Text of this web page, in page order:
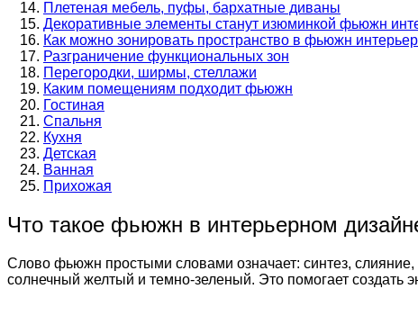
Плетеная мебель, пуфы, бархатные диваны
Декоративные элементы станут изюминкой фьюжн
Как можно зонировать пространство в фьюжн
Разграничение функциональных зон
Перегородки, ширмы, стеллажи
Каким помещениям подходит фьюжн
Гостиная
Спальня
Кухня
Детская
Ванная
Прихожая
Что такое фьюжн в интерьерном
Слово фьюжн простыми словами означает: синтез,
солнечный желтый и темно-зеленый. Это помогает создать